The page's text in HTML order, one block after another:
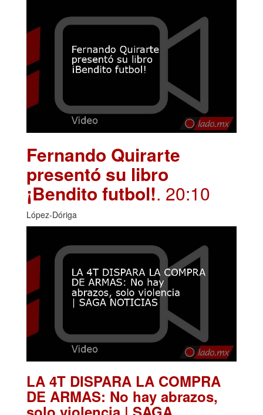
Fernando Quirarte
presentó su libro
¡Bendito futbol!. 20:10
López-Dóriga
LA 4T DISPARA LA COMPRA
DE ARMAS: No hay abrazos,